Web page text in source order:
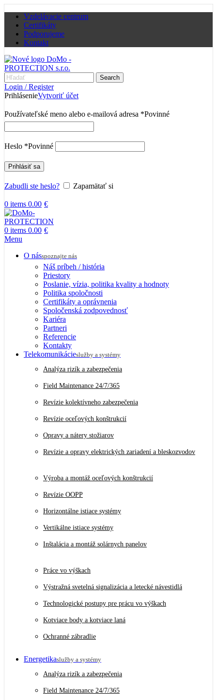
Vzdelávacie centrum
Certifikáty
Podporujeme
Kontakt
Search
Login / Register
PrihlásenieVytvoriť účet
Používateľské meno alebo e-mailová adresa *Povinné
Heslo *Povinné
Prihlásiť sa
Zabudli ste heslo? Zapamätať si
0 items 0.00 €
0 items 0.00 €
Menu
O násspoznajte nás
Náš príbeh / história
Priestory
Poslanie, vízia, politika kvality a hodnoty
Politika spoločnosti
Certifikáty a oprávnenia
Spoločenská zodpovednosť
Kariéra
Partneri
Referencie
Kontakty
Telekomunikácieslužby a systémy
Analýza rizík a zabezpečenia
Field Maintenance 24/7/365
Revízie kolektívneho zabezpečenia
Revízie oceľových konštrukcií
Opravy a nátery stožiarov
Revízie a opravy elektrických zariadení a bleskozvodov
Výroba a montáž oceľových konštrukcií
Revízie OOPP
Horizontálne istiace systémy
Vertikálne istiace systémy
Inštalácia a montáž solárnych panelov
Práce vo výškach
Výstražná svetelná signalizácia a letecké návestidlá
Technologické postupy pre prácu vo výškach
Kotviace body a kotviace laná
Ochranné zábradlie
Energetikaslužby a systémy
Analýza rizík a zabezpečenia
Field Maintenance 24/7/365